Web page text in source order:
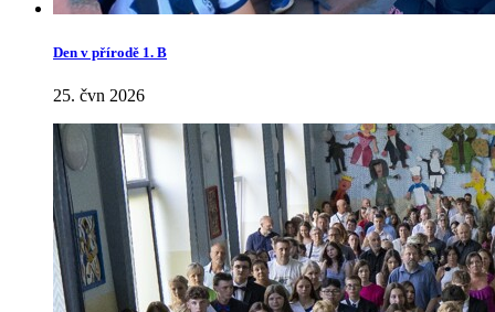
Den v přírodě 1. B
25. čvn 2026